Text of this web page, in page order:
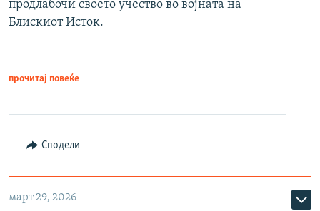
продлабочи своето учество во војната на
Блискиот Исток.
прочитај повеќе
Сподели
март 29, 2026